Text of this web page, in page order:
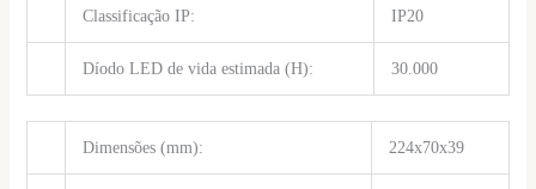
Classificação IP: IP20
Díodo LED de vida estimada (H): 30.000
Dimensões (mm): 224x70x39